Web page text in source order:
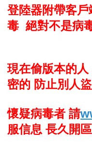
登陸器附帶客
毒 絕對不是病
現在偷版本的
密的 防止別人
懷疑病毒者 請
服信息 長久開區